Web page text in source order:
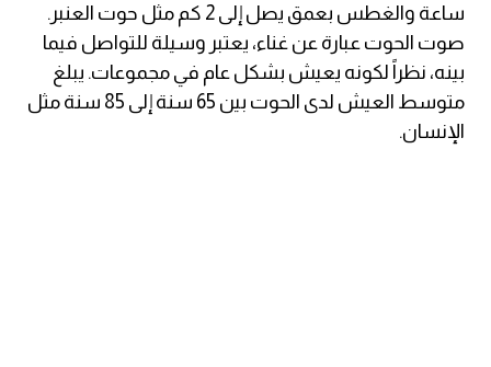
كلمات بحرف c
كلمات بحرف d
ساعة والغطس بعمق يصل إلى 2 كم مثل حوت العنبر.
صوت الحوت عبارة عن غناء، يعتبر وسيلة للتواصل فيما
بينه، نظراً لكونه يعيش بشكل عام في مجموعات. يبلغ
متوسط العيش لدى الحوت بين 65 سنة إلى 85 سنة مثل
الإنسان.